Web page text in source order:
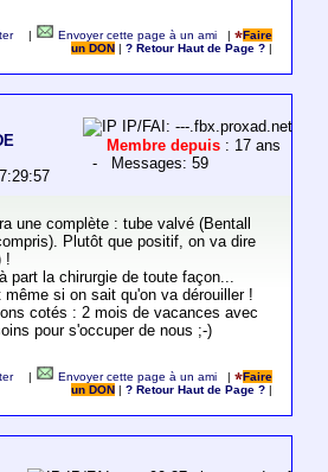
Envoyer cette page à un ami |
Faire
un DON
|? Retour Haut de Page ?
IP/FAI: ---.fbx.proxad.net
Membre depuis : 17 ans
- Messages: 59
une complète : tube valvé (Bentall
Plutôt que positif, on va dire
!
part la chirurgie de toute façon...
si on sait qu'on va dérouiller !
cotés : 2 mois de vacances avec
pour s'occuper de nous ;-)
Envoyer cette page à un ami |
Faire
un DON
|? Retour Haut de Page ?